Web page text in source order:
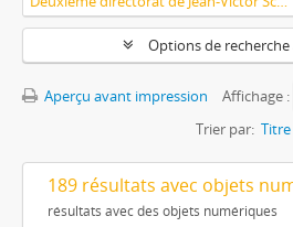
Options de recherche
Aperçu avant impression
Affichage :
Trier par: Titre
189 résultats avec objets
résultats avec des objets numériques